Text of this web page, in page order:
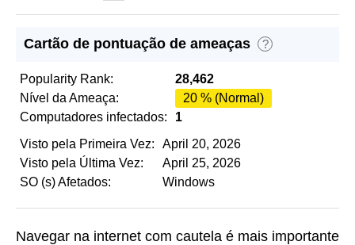
Cartão de pontuação de ameaças ?
Popularity Rank:
28,462
Nível da Ameaça:
20 % (Normal)
Computadores infectados:
1
Visto pela Primeira Vez:
April 20, 2026
Visto pela Última Vez:
April 25, 2026
SO (s) Afetados:
Windows
Navegar na internet com cautela é mais importante